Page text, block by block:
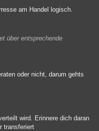
am Handel logisch.
über entsprechende
oder nicht, darum gehts
wird. Erinnere dich daran
transferiert